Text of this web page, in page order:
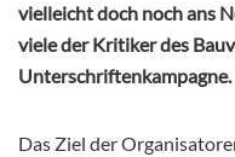
vielleicht doch noch ans
viele der Kritiker des
Unterschriftenkampagne.
Das Ziel der